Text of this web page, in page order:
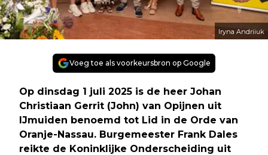
Iryna Andriiuk
Voeg toe als voorkeursbron op Google
Op dinsdag 1 juli 2025 is de heer Johan
Christiaan Gerrit (John) van Opijnen uit
IJmuiden benoemd tot Lid in de Orde van
Oranje-Nassau. Burgemeester Frank Dales
reikte de Koninklijke Onderscheiding uit